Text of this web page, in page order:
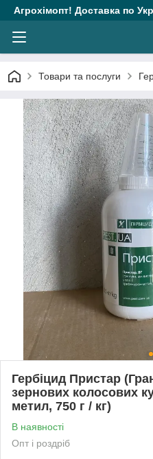
Агрохімопт! Доставка по
Товари та послуги
Гербіцид Пристар
зернових колосових
метил, 750 г / кг)
В наявності
Опт і роздріб